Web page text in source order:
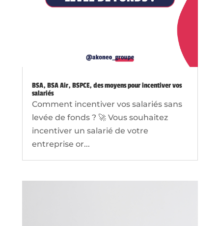
BSA, BSA Air, BSPCE, des moyens pour incentiver vos
salariés
Comment incentiver vos salariés sans
levée de fonds ? 🚀 Vous souhaitez
incentiver un salarié de votre
entreprise or...